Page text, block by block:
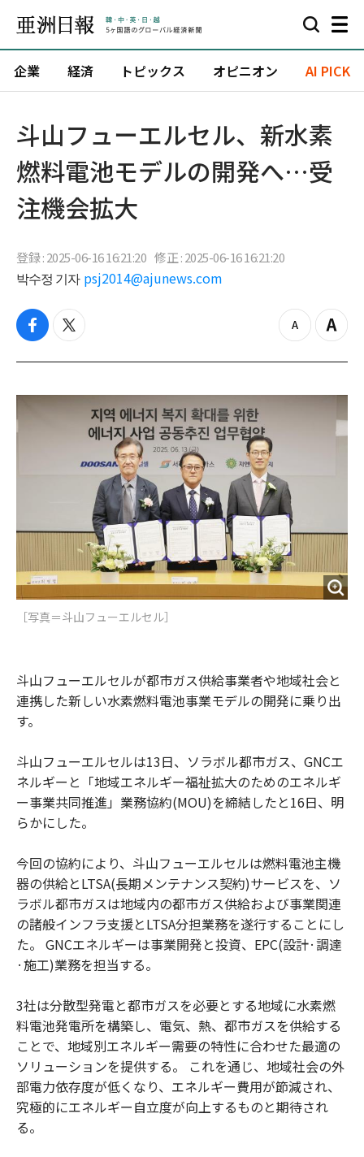
企業 経済 トピックス オピニオン AI PICK
斗山フューエルセル、新水素
燃料電池モデルの開発へ…受
注機会拡大
登録 : 2025-06-16 16:21:20 修正 : 2025-06-16 16:21:20
박수정 기자 psj2014@ajunews.com
f
c
b
t
i
t
z
o
o
Z
o
i
［写真＝斗山フューエルセル］
斗山フューエルセルが都市ガス供給事業者や地域社会と
連携した新しい水素燃料電池事業モデルの開発に乗り出
す。
斗山フューエルセルは13日、ソラボル都市ガス、GNCエ
ネルギーと「地域エネルギー福祉拡大のためのエネルギ
ー事業共同推進」業務協約(MOU)を締結したと16日、明
らかにした。
今回の協約により、斗山フューエルセルは燃料電池主機
器の供給とLTSA(長期メンテナンス契約)サービスを、ソ
ラボル都市ガスは地域内の都市ガス供給および事業関連
の諸般インフラ支援とLTSA分担業務を遂行することにし
た。 GNCエネルギーは事業開発と投資、EPC(設計·調達
·施工)業務を担当する。
3社は分散型発電と都市ガスを必要とする地域に水素燃
料電池発電所を構築し、電気、熱、都市ガスを供給する
ことで、地域別エネルギー需要の特性に合わせた最適の
ソリューションを提供する。 これを通じ、地域社会の外
部電力依存度が低くなり、エネルギー費用が節減され、
究極的にエネルギー自立度が向上するものと期待され
る。